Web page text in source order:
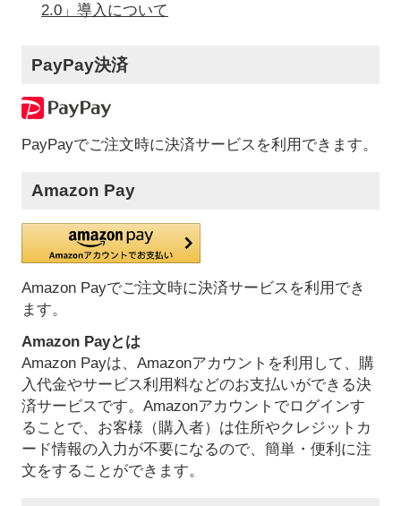
2.0」導入について
PayPay決済
PayPayでご注文時に決済サービスを利用できます。
Amazon Pay
Amazon Payでご注文時に決済サービスを利用でき
ます。
Amazon Payとは
Amazon Payは、Amazonアカウントを利用して、購
入代金やサービス利用料などのお支払いができる決
済サービスです。Amazonアカウントでログインす
ることで、お客様（購入者）は住所やクレジットカ
ード情報の入力が不要になるので、簡単・便利に注
文をすることができます。